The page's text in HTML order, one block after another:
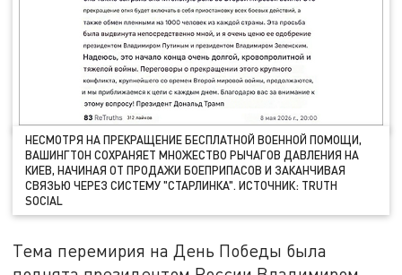
НЕСМОТРЯ НА ПРЕКРАЩЕНИЕ БЕСПЛАТНОЙ ВОЕННОЙ ПОМОЩИ,
ВАШИНГТОН СОХРАНЯЕТ МНОЖЕСТВО РЫЧАГОВ ДАВЛЕНИЯ НА
КИЕВ, НАЧИНАЯ ОТ ПРОДАЖИ БОЕПРИПАСОВ И ЗАКАНЧИВАЯ
СВЯЗЬЮ ЧЕРЕЗ СИСТЕМУ "СТАРЛИНКА". ИСТОЧНИК: TRUTH
SOCIAL
Тема перемирия на День Победы была